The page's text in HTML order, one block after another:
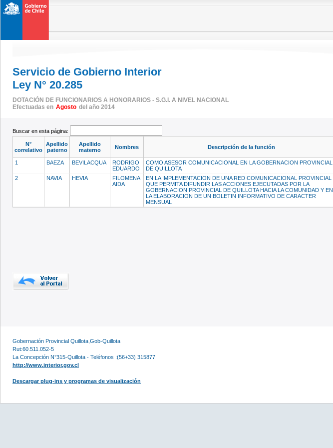
Servicio de Gobierno Interior
Ley N° 20.285
DOTACIÓN DE FUNCIONARIOS A HONORARIOS - S.G.I. A NIVEL NACIONAL
Efectuadas en Agosto del año 2014
Buscar en esta página:
N°
correlativo
Apellido
paterno
Apellido
materno
Nombres Descripción de la función
1 BAEZA BEVILACQUA
RODRIGO
EDUARDO
COMO ASESOR COMUNICACIONAL EN LA GOBERNACION PROVINCIAL
DE QUILLOTA
2 NAVIA HEVIA
FILOMENA
AIDA
EN LA IMPLEMENTACION DE UNA RED COMUNICACIONAL PROVINCIAL
QUE PERMITA DIFUNDIR LAS ACCIONES EJECUTADAS POR LA
GOBERNACION PROVINCIAL DE QUILLOTA HACIA LA COMUNIDAD Y EN
LA ELABORACION DE UN BOLETIN INFORMATIVO DE CARACTER
MENSUAL
Gobernación Provincial Quillota,Gob-Quillota
Rut:60.511.052-5
La Concepción N°315-Quillota - Teléfonos :(56+33) 315877
http://www.interior.gov.cl
Descargar plug-ins y programas de visualización